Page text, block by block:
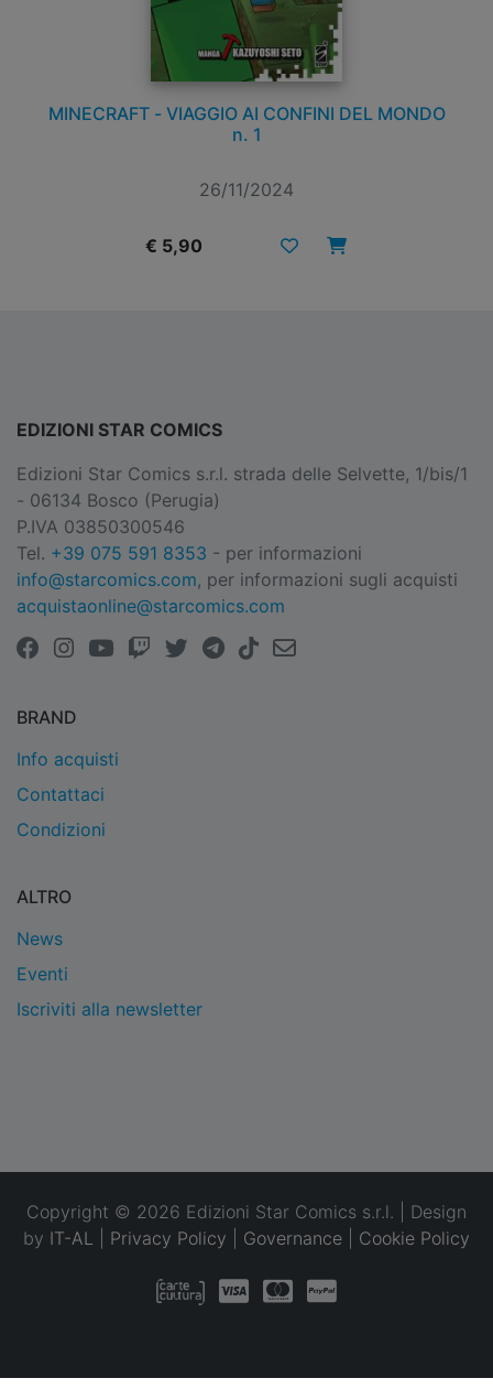
MINECRAFT - VIAGGIO AI CONFINI DEL MONDO
n. 1
26/11/2024
€ 5,90
EDIZIONI STAR COMICS
Edizioni Star Comics s.r.l. strada delle Selvette, 1/bis/1
- 06134 Bosco (Perugia)
P.IVA 03850300546
Tel. +39 075 591 8353 - per informazioni
info@starcomics.com, per informazioni sugli acquisti
acquistaonline@starcomics.com
BRAND
Info acquisti
Contattaci
Condizioni
ALTRO
News
Eventi
Iscriviti alla newsletter
Copyright © 2026 Edizioni Star Comics s.r.l. | Design
by IT-AL Privacy Policy Governance Cookie Policy